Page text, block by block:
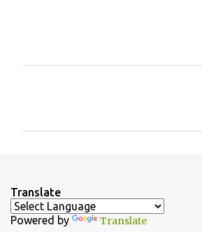
t
i
Translate
Powered by Translate